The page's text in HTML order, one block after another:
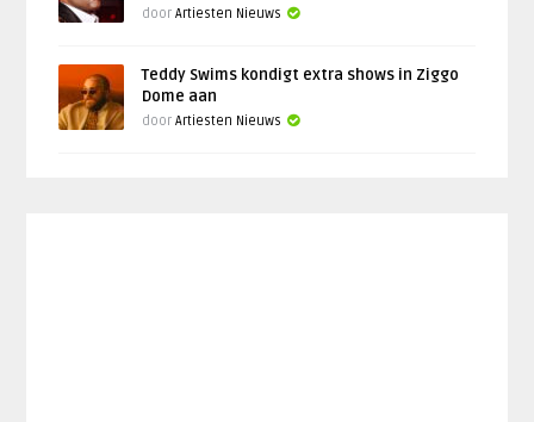
doorArtiesten Nieuws
Teddy Swims kondigt extra shows in Ziggo
Dome aan
doorArtiesten Nieuws